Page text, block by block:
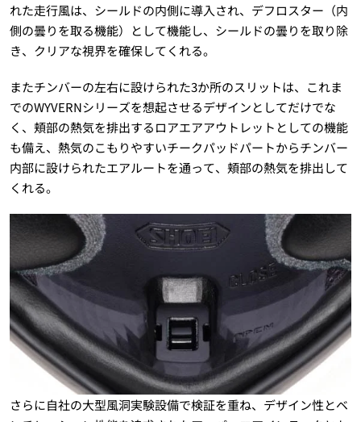
れた走行風は、シールドの内側に導入され、デフロスター（内
側の曇りを取る機能）として機能し、シールドの曇りを取り除
き、クリアな視界を確保してくれる。
またチンバーの左右に設けられた3か所のスリットは、これま
でのWYVERNシリーズを想起させるデザインとしてだけでな
く、頬部の熱気を排出するロアエアアウトレットとしての機能
も備え、熱気のこもりやすいチークパッドパートからチンバー
内部に設けられたエアルートを通って、頬部の熱気を排出して
くれる。
さらに自社の大型風洞実験設備で検証を重ね、デザイン性とベ